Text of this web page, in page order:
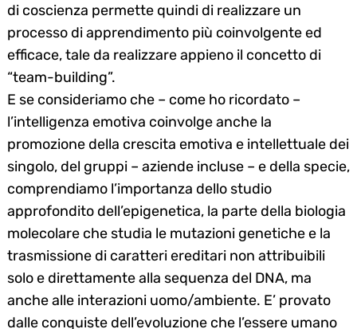
di coscienza permette quindi di realizzare un
processo di apprendimento più coinvolgente ed
efficace, tale da realizzare appieno il concetto di
“team-building”.
E se consideriamo che – come ho ricordato –
l’intelligenza emotiva coinvolge anche la
promozione della crescita emotiva e intellettuale dei
singolo, del gruppi – aziende incluse – e della specie,
comprendiamo l’importanza dello studio
approfondito dell’epigenetica, la parte della biologia
molecolare che studia le mutazioni genetiche e la
trasmissione di caratteri ereditari non attribuibili
solo e direttamente alla sequenza del DNA, ma
anche alle interazioni uomo/ambiente. E’ provato
dalle conquiste dell’evoluzione che l’essere umano